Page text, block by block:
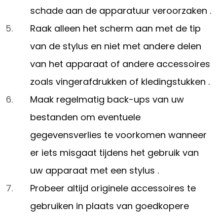
schade aan de apparatuur veroorzaken .
Raak alleen het scherm aan met de tip
van de stylus en niet met andere delen
van het apparaat of andere accessoires
zoals vingerafdrukken of kledingstukken .
Maak regelmatig back-ups van uw
bestanden om eventuele
gegevensverlies te voorkomen wanneer
er iets misgaat tijdens het gebruik van
uw apparaat met een stylus .
Probeer altijd originele accessoires te
gebruiken in plaats van goedkopere